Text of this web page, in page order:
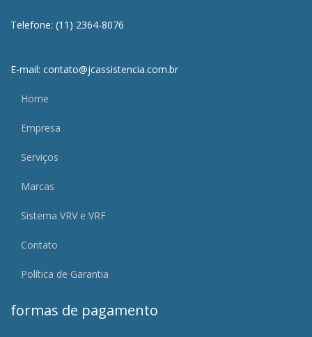
Telefone: (11) 2364-8076
E-mail: contato@jcassistencia.com.br
Home
Empresa
Serviços
Marcas
Sistema VRV e VRF
Contato
Política de Garantia
formas de pagamento